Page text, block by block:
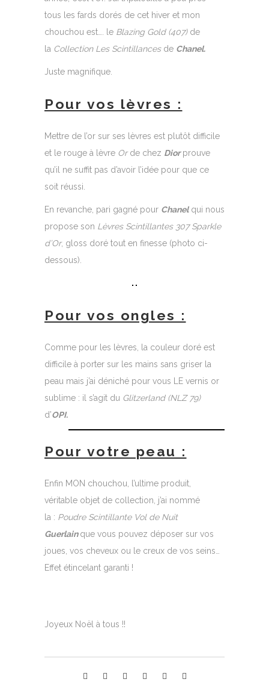
tous les fards dorés de cet hiver et mon
chouchou est…. le Blazing Gold (407)de
la Collection Les Scintillancesde Chanel.
Juste magnifique.
Pour vos lèvres :
Mettre de l’or sur ses lèvres est plutôt difficile
et le rouge à lèvre Orde chez Diorprouve
qu’il ne suffit pas d’avoir l’idée pour que ce
soit réussi.
En revanche, pari gagné pour Chanelqui nous
propose son Lèvres Scintillantes 307 Sparkle
d’Or, gloss doré tout en finesse (photo ci-
dessous).
Pour vos ongles :
Comme pour les lèvres, la couleur doré est
difficile à porter sur les mains sans griser la
peau mais j’ai déniché pour vous LE vernis or
sublime : il s’agit du Glitzerland (NLZ 79)
d’OPI.
Pour votre peau :
Enfin MON chouchou, l’ultime produit,
véritable objet de collection, j’ai nommé
la : Poudre Scintillante Vol de Nuit
Guerlainque vous pouvez déposer sur vos
joues, vos cheveux ou le creux de vos seins…
Effet étincelant garanti !
Joyeux Noël à tous !!